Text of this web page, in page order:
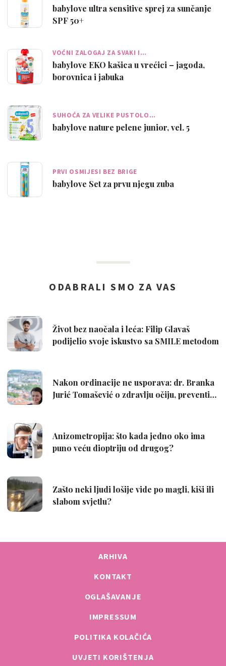
babylove ultra sensitive sprej za sunčanje
SPF 50+
VOĆNI ZALOGAJ ZA SVAKI I…
babylove EKO kašica u vrećici – jagoda,
borovnica i jabuka
SUHOĆA ZA VELIKE PUSTOLO…
babylove nature pelene junior, vel. 5
PRVI OSMIJESI BEZ BRIGE
babylove Set za prvu njegu zuba
ARHIVA
KONTAKT
OGLAŠAVANJE
IMPRESSUM
POLITIKA KOLAČIĆA
UVJETI KORIŠTENJA